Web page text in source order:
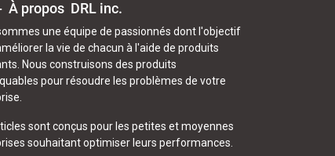
À propos DRL inc.
une équipe de passionnés dont l'objectif
la vie de chacun à l'aide de produits
Nous construisons des produits
pour résoudre les problèmes de votre
sont conçus pour les petites et moyennes
souhaitant optimiser leurs performances.